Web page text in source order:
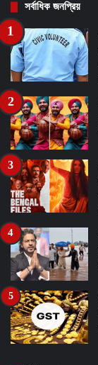
সর্বাধিক জনপ্রিয়